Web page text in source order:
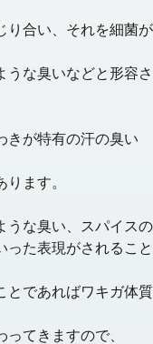
り合い、それを細菌が
うな臭いなどと形容さ
きが特有の汗の臭い
ます。
うな臭い、スパイスの
った表現がされること
とであればワキガ体質
てきますので、